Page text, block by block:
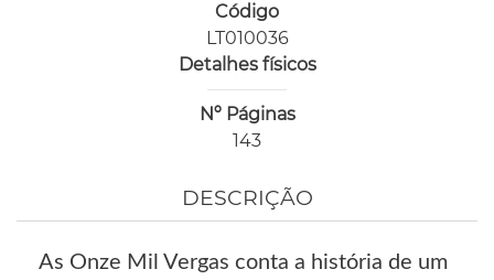
Código
LT010036
Detalhes físicos
Nº Páginas
143
DESCRIÇÃO
As Onze Mil Vergas conta a história de um